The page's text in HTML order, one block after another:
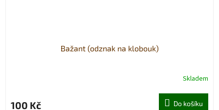
Bažant (odznak na klobouk)
Skladem
100 Kč Do košíku